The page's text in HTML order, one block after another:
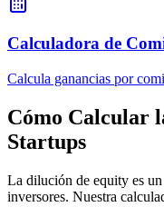
Calculadora de
Calcula ganancias por
Cómo Calcular
Startups
La dilución de equity es
inversores. Nuestra